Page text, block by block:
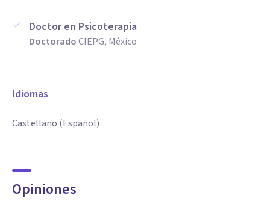
Doctor en Psicoterapia
DoctoradoCIEPG, México
Idiomas
Castellano (Español)
Opiniones